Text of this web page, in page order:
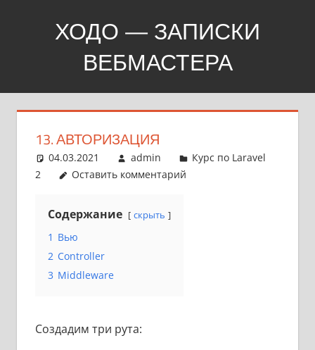
ХОДО — ЗАПИСКИ
ВЕБМАСТЕРА
Создание,
продвижение,
сайтов13. АВТОРИЗАЦИЯ
04.03.2021 admin
Курс по Laravel
2
Оставить комментарий
Содержание скрыть
1 Вью
2 Controller
3 Middleware
Создадим три рута: